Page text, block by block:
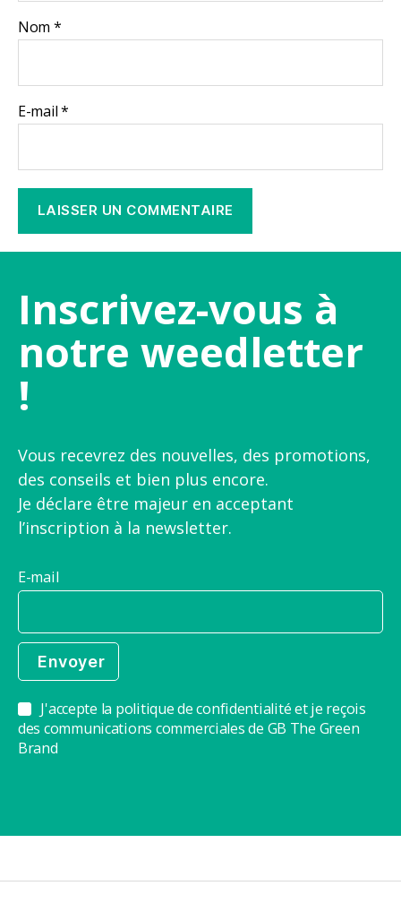
Nom *
E-mail*
Inscrivez-vous à
notre weedletter
!
Vous recevrez des nouvelles, des promotions,
des conseils et bien plus encore.
Je déclare être majeur en acceptant
l’inscription à la newsletter.
E-mail
J'accepte la politique de confidentialité et je reçois
des communications commerciales de GB The Green
Brand